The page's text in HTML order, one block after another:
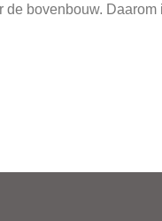
bovenbouw. Daarom